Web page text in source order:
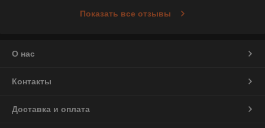
Показать все отзывы
О нас
Контакты
Доставка и оплата